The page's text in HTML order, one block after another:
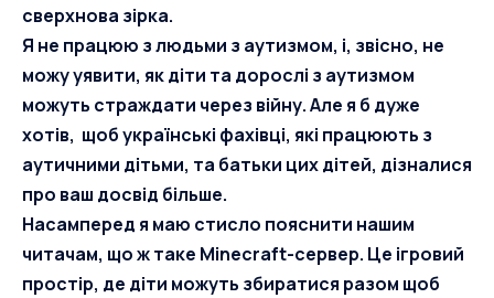
сверхнова зірка.
Я не працюю з людьми з аутизмом, і, звісно, не
можу уявити, як діти та дорослі з аутизмом
можуть страждати через війну. Але я б дуже
хотів, щоб українські фахівці, які працюють з
аутичними дітьми, та батьки цих дітей, дізналися
про ваш досвід більше.
Насамперед я маю стисло пояснити нашим
читачам, що ж таке Minecraft-сервер. Це ігровий
простір, де діти можуть збиратися разом щоб